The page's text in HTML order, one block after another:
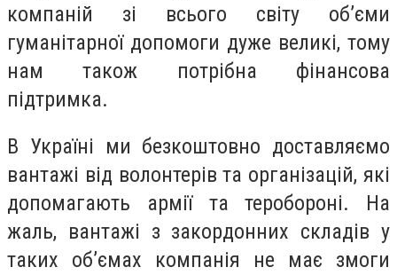
компаній зі всього світу об’єми
гуманітарної допомоги дуже великі, тому
нам також потрібна фінансова
підтримка.
В Україні ми безкоштовно доставляємо
вантажі від волонтерів та організацій, які
допомагають армії та теробороні. На
жаль, вантажі з закордонних складів у
таких об’ємах компанія не має змоги